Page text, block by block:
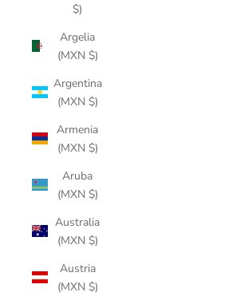
$)
Argelia
(MXN $)
Argentina
(MXN $)
Armenia
(MXN $)
Aruba
(MXN $)
Australia
(MXN $)
Austria
(MXN $)